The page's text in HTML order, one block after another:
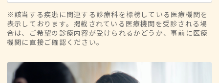
※該当する疾患に関連する診療科を標榜している医療機関を
表示しております。掲載されている医療機関を受診される場
合は、ご希望の診療内容が受けられるかどうか、事前に医療
機関に直接ご確認ください。